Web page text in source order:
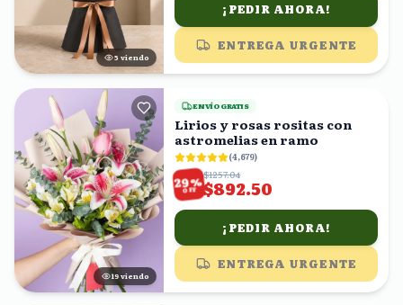
6 viendo
¡PEDIR AHORA!
ENTREGA URGENTE
18 viendo
ENVÍO GRATIS
Lirios y rosas rositas con
astromelias en ramo
(4,679)
29%
OFF
$1257.04
$892.50
¡PEDIR AHORA!
ENTREGA URGENTE